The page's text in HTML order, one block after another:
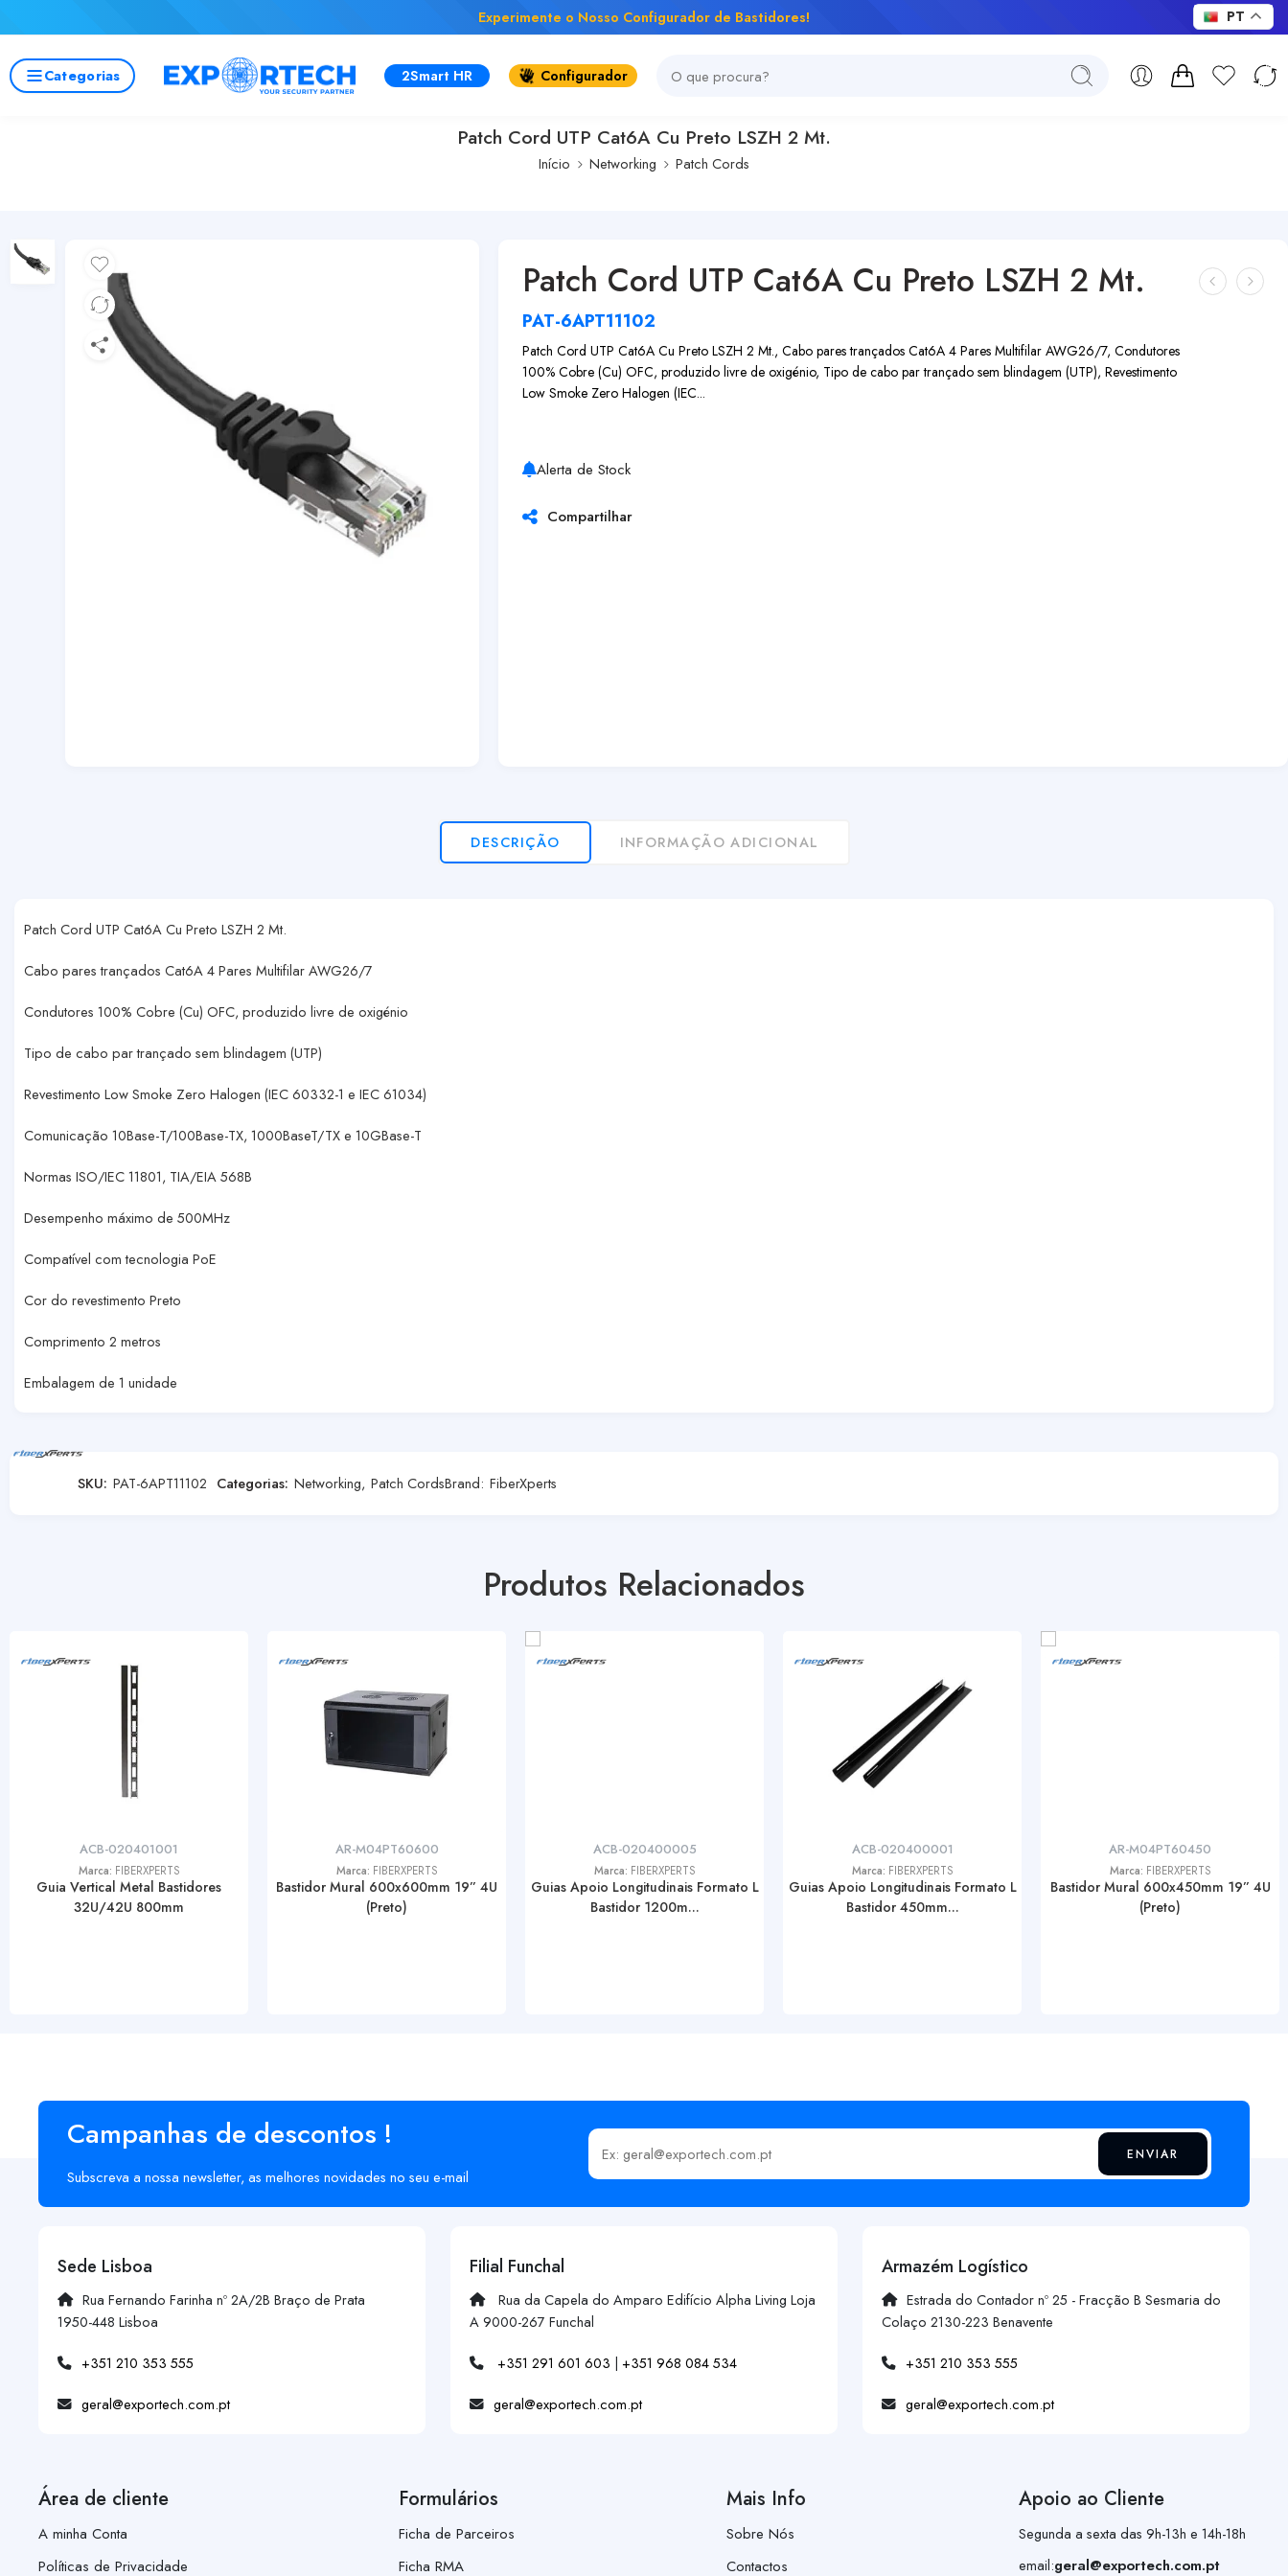
Experimente o Nosso Configurador de Bastidores!
Categorias 2Smart HR Configurador
Patch Cord UTP Cat6A Cu Preto LSZH 2 Mt.
Início Networking Patch Cords
Patch Cord UTP Cat6A Cu Preto LSZH 2 Mt.
PAT-6APT11102
Patch Cord UTP Cat6A Cu Preto LSZH 2 Mt., Cabo pares trançados Cat6A 4 Pares Multifilar AWG26/7, Condutores
100% Cobre (Cu) OFC, produzido livre de oxigénio, Tipo de cabo par trançado sem blindagem (UTP), Revestimento
Low Smoke Zero Halogen (IEC...
Alerta de Stock
Compartilhar
DESCRIÇÃO INFORMAÇÃO ADICIONAL
Patch Cord UTP Cat6A Cu Preto LSZH 2 Mt.
Cabo pares trançados Cat6A 4 Pares Multifilar AWG26/7
Condutores 100% Cobre (Cu) OFC, produzido livre de oxigénio
Tipo de cabo par trançado sem blindagem (UTP)
Revestimento Low Smoke Zero Halogen (IEC 60332-1 e IEC 61034)
Comunicação 10Base-T/100Base-TX, 1000BaseT/TX e 10GBase-T
Normas ISO/IEC 11801, TIA/EIA 568B
Desempenho máximo de 500MHz
Compatível com tecnologia PoE
Cor do revestimento Preto
Comprimento 2 metros
Embalagem de 1 unidade
SKU: PAT-6APT11102 Categorias: Networking, Patch CordsBrand: FiberXperts
Produtos Relacionados
ACB-020401001
Marca: FIBERXPERTS
Guia Vertical Metal Bastidores
32U/42U 800mm
AR-M04PT60600
Marca: FIBERXPERTS
Bastidor Mural 600x600mm 19” 4U
(Preto)
ACB-020400005
Marca: FIBERXPERTS
Guias Apoio Longitudinais Formato L
Bastidor 1200m...
ACB-020400001
Marca: FIBERXPERTS
Guias Apoio Longitudinais Formato L
Bastidor 450mm...
AR-M04PT60450
Marca: FIBERXPERTS
Bastidor Mural 600x450mm 19” 4U
(Preto)
Campanhas de descontos !
Subscreva a nossa newsletter, as melhores novidades no seu e-mail
Insira o seu email ENVIAR
Sede Lisboa
Rua Fernando Farinha nº 2A/2B Braço de Prata
1950-448 Lisboa
+351 210 353 555
geral@exportech.com.pt
Filial Funchal
Rua da Capela do Amparo Edifício Alpha Living Loja
A 9000-267 Funchal
+351 291 601 603 | +351 968 084 534
geral@exportech.com.pt
Armazém Logístico
Estrada do Contador nº 25 - Fracção B Sesmaria do
Colaço 2130-223 Benavente
+351 210 353 555
geral@exportech.com.pt
Área de cliente
A minha Conta
Políticas de Privacidade
Formulários
Ficha de Parceiros
Ficha RMA
Mais Info
Sobre Nós
Contactos
Apoio ao Cliente
Segunda a sexta das 9h-13h e 14h-18h
email:geral@exportech.com.pt
PT